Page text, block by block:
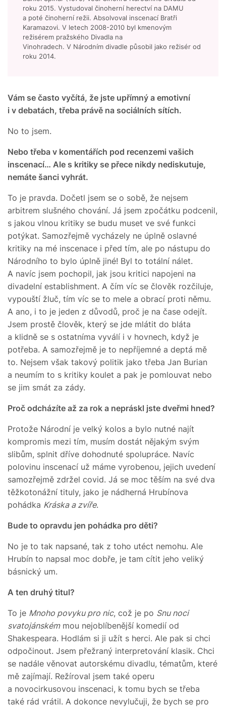
roku 2015. Vystudoval činoherní herectví na DAMU
a poté činoherní režii. Absolvoval inscenací Bratři
Karamazovi. V letech 2008-2010 byl kmenovým
režisérem pražského Divadla na
Vinohradech. V Národním divadle působil jako režisér od
roku 2014.
Vám se často vyčítá, že jste upřímný a emotivní
i v debatách, třeba právě na sociálních sítích.
No to jsem.
Nebo třeba v komentářích pod recenzemi vašich
inscenací… Ale s kritiky se přece nikdy nediskutuje,
nemáte šanci vyhrát.
To je pravda. Dočetl jsem se o sobě, že nejsem
arbitrem slušného chování. Já jsem zpočátku podcenil,
s jakou vlnou kritiky se budu muset ve své funkci
potýkat. Samozřejmě vycházely ne úplně oslavné
kritiky na mé inscenace i před tím, ale po nástupu do
Národního to bylo úplně jiné! Byl to totální nálet.
A navíc jsem pochopil, jak jsou kritici napojeni na
divadelní establishment. A čím víc se člověk rozčiluje,
vypouští žluč, tím víc se to mele a obrací proti němu.
A ano, i to je jeden z důvodů, proč je na čase odejít.
Jsem prostě člověk, který se jde mlátit do bláta
a klidně se s ostatníma vyválí i v hovnech, když je
potřeba. A samozřejmě je to nepříjemné a deptá mě
to. Nejsem však takový politik jako třeba Jan Burian
a neumím to s kritiky koulet a pak je pomlouvat nebo
se jim smát za zády.
Proč odcházíte až za rok a nepráskl jste dveřmi hned?
Protože Národní je velký kolos a bylo nutné najít
kompromis mezi tím, musím dostát nějakým svým
slibům, splnit dříve dohodnuté spolupráce. Navíc
polovinu inscenací už máme vyrobenou, jejich uvedení
samozřejmě zdržel covid. Já se moc těším na své dva
těžkotonážní tituly, jako je nádherná Hrubínova
pohádka Kráska a zvíře.
Bude to opravdu jen pohádka pro děti?
No je to tak napsané, tak z toho utéct nemohu. Ale
Hrubín to napsal moc dobře, je tam cítit jeho veliký
básnický um.
A ten druhý titul?
To je Mnoho povyku pro nic, což je po Snu noci
svatojánskémmou nejoblíbenější komedií od
Shakespeara. Hodlám si ji užít s herci. Ale pak si chci
odpočinout. Jsem přežraný interpretování klasik. Chci
se nadále věnovat autorskému divadlu, tématům, které
mě zajímají. Režíroval jsem také operu
a novocirkusovou inscenaci, k tomu bych se třeba
také rád vrátil. A dokonce nevylučuji, že bych se pro